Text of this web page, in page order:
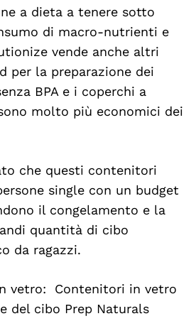
a dieta a tenere sotto
di macro-nutrienti e
vende anche altri
per la preparazione dei
BPA e i coperchi a
molto più economici dei
che questi contenitori
single con un budget
il congelamento e la
quantità di cibo
da ragazzi.
vetro: Contenitori in vetro
del cibo Prep Naturals